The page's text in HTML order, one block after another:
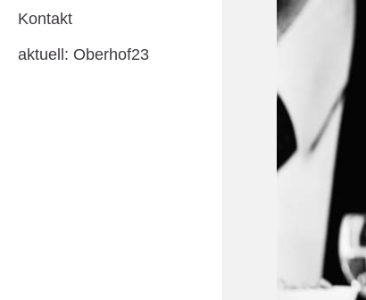
Kontakt
aktuell: Oberhof23